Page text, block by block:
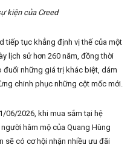
kiện của Creed
tiếp tục khẳng định vị thế của một
lịch sử hơn 260 năm, đồng thời
đuổi những giá trị khác biệt, dám
chinh phục những cột mốc mới.
06/2026, khi mua sắm tại hệ
hâm mộ của Quang Hùng
sẽ có cơ hội nhận nhiều ưu đãi